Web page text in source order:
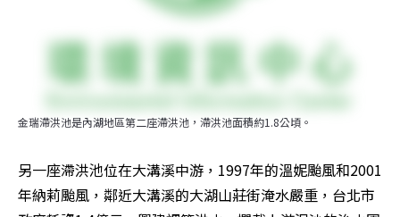
金瑞滯洪池是內湖地區第二座滯洪池，滯洪池面積約1.8公頃。
另一座滯洪池位在大溝溪中游，1997年的溫妮颱風和2001
年納莉颱風，鄰近大溝溪的大湖山莊街淹水嚴重，台北市